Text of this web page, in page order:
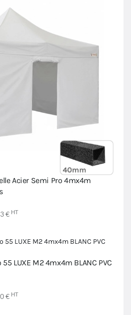
Acier Semi Pro 4mx4m
€ HT
LUXE M2 4mx4m BLANC PVC
€ HT